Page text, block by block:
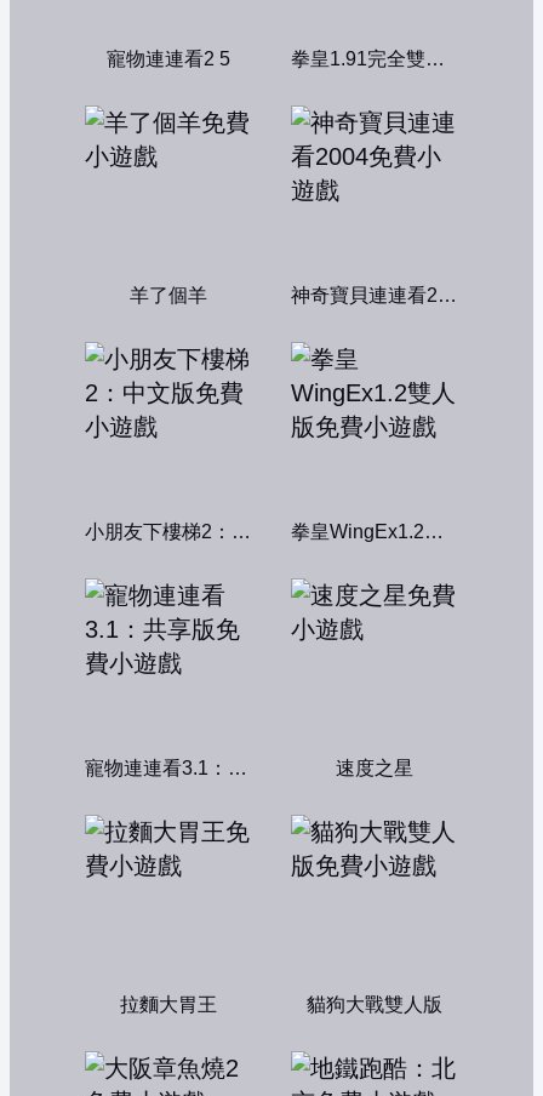
寵物連連看2 5 拳皇1.91完全雙人版
羊了個羊 神奇寶貝連連看2004
小朋友下樓梯2：中文版 拳皇WingEx1.2雙人版
寵物連連看3.1：共享版 速度之星
拉麵大胃王 貓狗大戰雙人版